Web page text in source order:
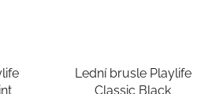
Lední brusle Playlife
Classic Black